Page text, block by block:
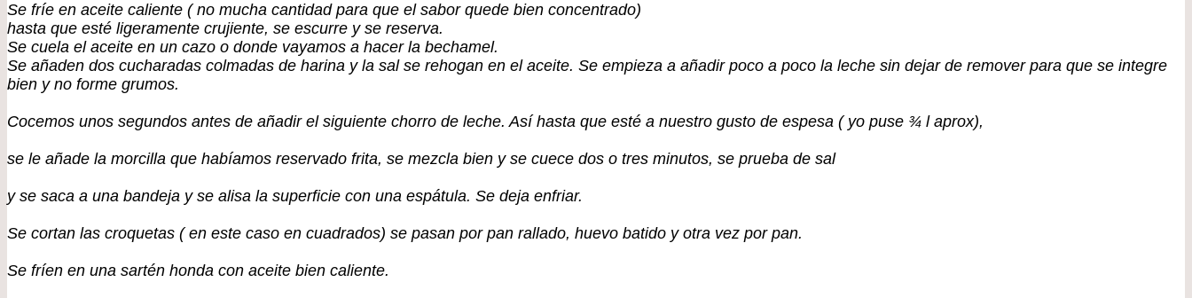
Se fríe en aceite caliente ( no mucha cantidad para que el sabor quede bien concentrado)
hasta que esté ligeramente crujiente, se escurre y se reserva.
Se cuela el aceite en un cazo o donde vayamos a hacer la bechamel.
Se añaden dos cucharadas colmadas de harina y la sal se rehogan en el aceite. Se empieza a añadir poco a poco la leche sin dejar de remover para que se integre
bien y no forme grumos.
Cocemos unos segundos antes de añadir el siguiente chorro de leche. Así hasta que esté a nuestro gusto de espesa ( yo puse ¾ l aprox),
se le añade la morcilla que habíamos reservado frita, se mezcla bien y se cuece dos o tres minutos, se prueba de sal
y se saca a una bandeja y se alisa la superficie con una espátula. Se deja enfriar.
Se cortan las croquetas ( en este caso en cuadrados) se pasan por pan rallado, huevo batido y otra vez por pan.
Se fríen en una sartén honda con aceite bien caliente.